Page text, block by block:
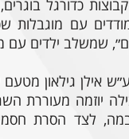
כדורגל
עם
ע״ש אילן גילאון
יוזמה מעוררת
לצד הסרת